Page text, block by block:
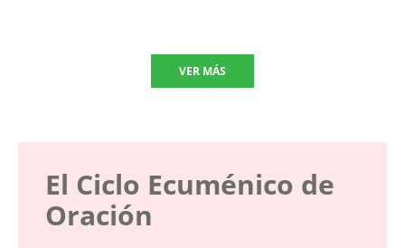
VER MÁS
El Ciclo Ecuménico de
Oración